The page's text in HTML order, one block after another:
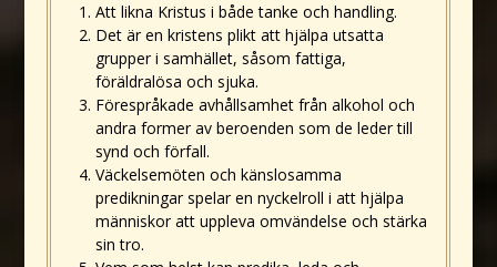
Att likna Kristus i både tanke och handling.
Det är en kristens plikt att hjälpa utsatta
grupper i samhället, såsom fattiga,
föräldralösa och sjuka.
Förespråkade avhållsamhet från alkohol och
andra former av beroenden som de leder till
synd och förfall.
Väckelsemöten och känslosamma
predikningar spelar en nyckelroll i att hjälpa
människor att uppleva omvändelse och stärka
sin tro.